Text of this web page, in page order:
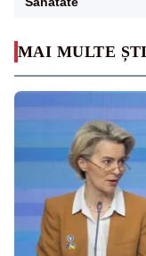
MAI MULTE